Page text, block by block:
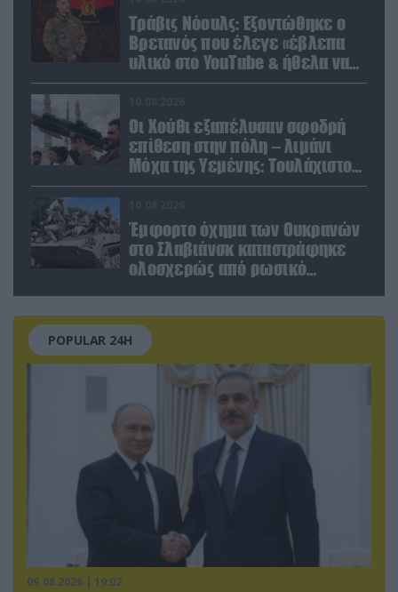
Τράβις Νόουλς: Εξοντώθηκε ο
Βρετανός που έλεγε «έβλεπα
υλικό στο YouTube & ήθελα να
καθαρίσω τους Ρώσους»
Οι Χούθι εξαπέλυσαν σφοδρή
επίθεση στην πόλη – λιμάνι
Μόχα της Υεμένης: Toυλάχιστον
επτά νεκροί (βίντεο)
Έμφορτο όχημα των Ουκρανών
στο Σλαβιάνσκ καταστράφηκε
ολοσχερώς από ρωσικό
POPULAR 24H
09.08.2026 | 19:02